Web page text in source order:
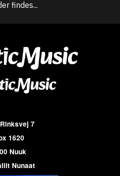
findes...
7
1620
Nuuk
Nunaat